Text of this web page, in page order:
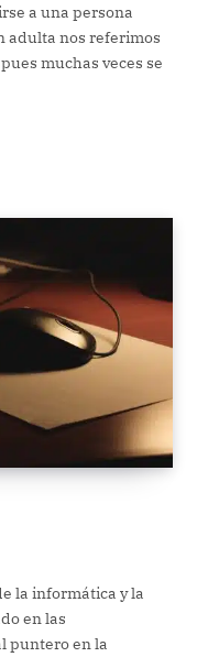
a una persona
adulta nos referimos
muchas veces se
la informática y la
en las
puntero en la